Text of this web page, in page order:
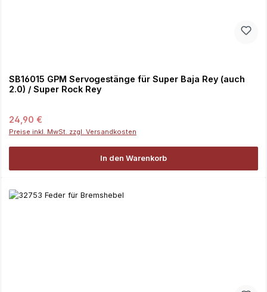
SB16015 GPM Servogestänge für Super Baja Rey (auch
2.0) / Super Rock Rey
Regulärer Preis:
24,90 €
Preise inkl. MwSt. zzgl. Versandkosten
In den Warenkorb